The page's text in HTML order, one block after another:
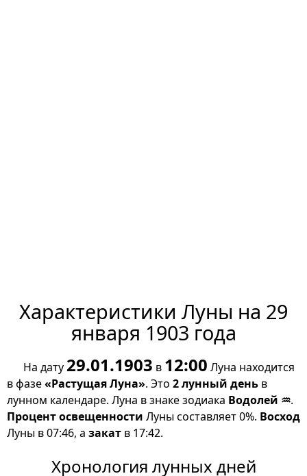
Характеристики Луны на 29
января 1903 года
На дату 29.01.1903 в 12:00 Луна находится
в фазе«Растущая Луна». Это 2 лунный день в
лунном календаре. Луна в знаке зодиака Водолей ♒.
Процент освещенности Луны составляет 0%. Восход
Луны в 07:46, а закат в 17:42.
Хронология лунных дней